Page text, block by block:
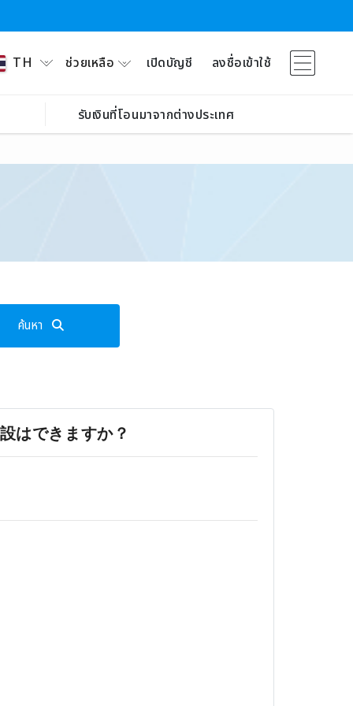
TH ช่วยเหลือ เปิดบัญชี ลงชื่อเข้าใช้
รับเงินที่โอนมาจากต่างประเทศ
ค้นหา
はできますか？